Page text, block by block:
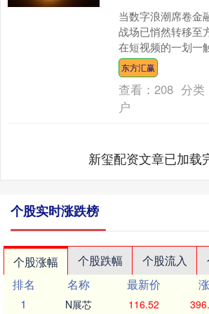
当数字浪潮席卷金
战场已悄然转移至
在短视频的一划一
触达投资者心智，
牌软实力的新标尺
东方汇赢
查看：208 分类
户
新玺配资文章已加载
个股实时涨跌榜
个股涨幅 个股跌幅 个股流入
排名
名称 最新价
1
N展芯 116.52